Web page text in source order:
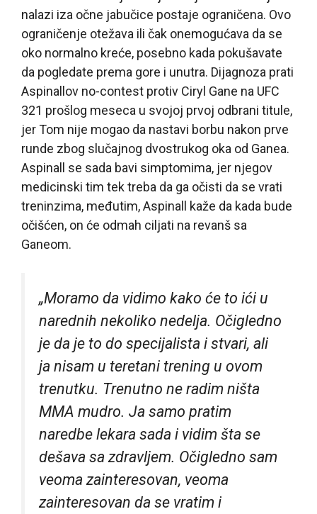
nalazi iza očne jabučice postaje ograničena. Ovo
ograničenje otežava ili čak onemogućava da se
oko normalno kreće, posebno kada pokušavate
da pogledate prema gore i unutra. Dijagnoza prati
Aspinallov no-contest protiv Ciryl Gane na UFC
321 prošlog meseca u svojoj prvoj odbrani titule,
jer Tom nije mogao da nastavi borbu nakon prve
runde zbog slučajnog dvostrukog oka od Ganea.
Aspinall se sada bavi simptomima, jer njegov
medicinski tim tek treba da ga očisti da se vrati
treninzima, međutim, Aspinall kaže da kada bude
očišćen, on će odmah ciljati na revanš sa
Ganeom.
„Moramo da vidimo kako će to ići u
narednih nekoliko nedelja. Očigledno
je da je to do specijalista i stvari, ali
ja nisam u teretani trening u ovom
trenutku. Trenutno ne radim ništa
MMA mudro. Ja samo pratim
naredbe lekara sada i vidim šta se
dešava sa zdravljem. Očigledno sam
veoma zainteresovan, veoma
zainteresovan da se vratim i